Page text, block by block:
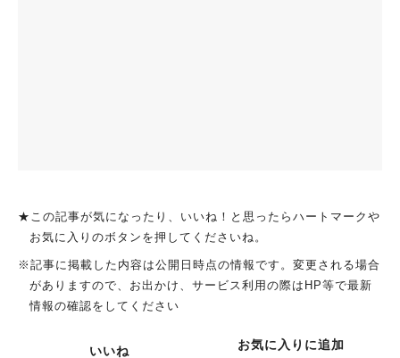
★この記事が気になったり、いいね！と思ったらハートマークや
お気に入りのボタンを押してくださいね。
※記事に掲載した内容は公開日時点の情報です。変更される場合
がありますので、お出かけ、サービス利用の際はHP等で最新
情報の確認をしてください
いいね お気に入りに追加
人気のキーワード